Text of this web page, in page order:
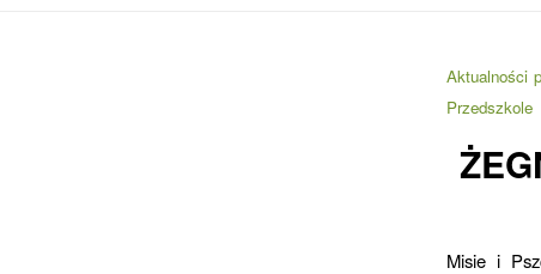
Aktualności
Przedszkole
Misie i